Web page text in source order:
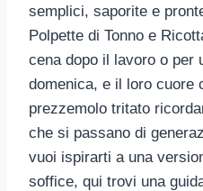
semplici, saporite e
Polpette di Tonno e
cena dopo il lavoro o per
domenica, e il loro cuore
prezzemolo tritato
che si passano di
vuoi ispirarti a una
soffice, qui trovi una